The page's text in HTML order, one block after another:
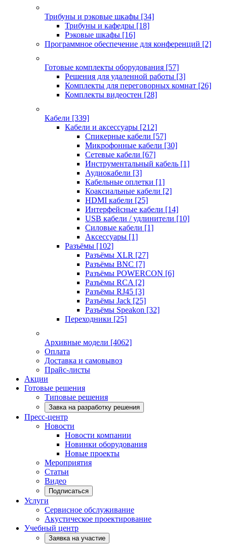
Трибуны и рэковые шкафы [34]
Трибуны и кафедры [18]
Рэковые шкафы [16]
Программное обеспечение для конференций [2]
Готовые комплекты оборудования [57]
Решения для удаленной работы [3]
Комплекты для переговорных комнат [26]
Комплекты видеостен [28]
Кабели [339]
Кабели и аксессуары [212]
Спикерные кабели [57]
Микрофонные кабели [30]
Сетевые кабели [67]
Инструментальный кабель [1]
Аудиокабели [3]
Кабельные оплетки [1]
Коаксиальные кабели [2]
HDMI кабели [25]
Интерфейсные кабели [14]
USB кабели / удлинители [10]
Силовые кабели [1]
Аксессуары [1]
Разъёмы [102]
Разъёмы XLR [27]
Разъёмы BNC [7]
Разъёмы POWERCON [6]
Разъёмы RCA [2]
Разъёмы RJ45 [3]
Разъёмы Jack [25]
Разъёмы Speakon [32]
Переходники [25]
Архивные модели [4062]
Оплата
Доставка и самовывоз
Прайс-листы
Акции
Готовые решения
Типовые решения
Завка на разработку решения
Пресс-центр
Новости
Новости компании
Новинки оборудования
Новые проекты
Мероприятия
Статьи
Видео
Подписаться
Услуги
Сервисное обслуживание
Акустическое проектирование
Учебный центр
Заявка на участие